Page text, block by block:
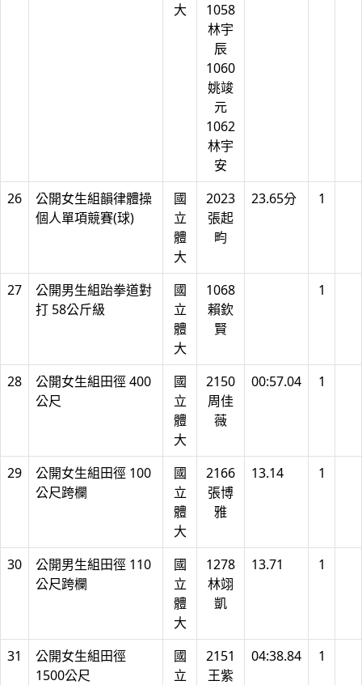
大
1058
林宇
辰
1060
姚竣
元
1062
林宇
安
26
公開女生組韻律體操
個人單項競賽(球)
國
立
體
大
2023
張起
畇
23.65分 1
27
公開男生組跆拳道對
打 58公斤級
國
立
體
大
1068
賴欽
賢
1
28
公開女生組田徑 400
公尺
國
立
體
大
2150
周佳
薇
00:57.04 1
29
公開女生組田徑 100
公尺跨欄
國
立
體
大
2166
張博
雅
13.14 1
30
公開男生組田徑 110
公尺跨欄
國
立
體
大
1278
林翊
凱
13.71 1
31
公開女生組田徑
1500公尺
國
立
2151
王紫
04:38.84 1